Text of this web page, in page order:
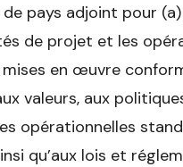
pays adjoint pour (a)
de projet et les
en œuvre
valeurs, aux
opérationnelles
qu’aux lois et